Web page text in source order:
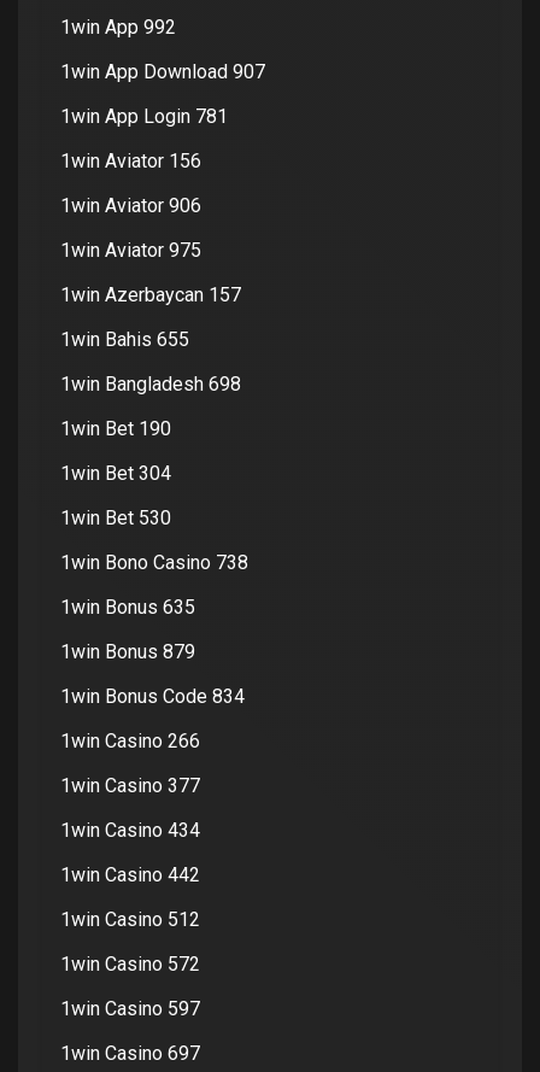
1win App 992
1win App Download 907
1win App Login 781
1win Aviator 156
1win Aviator 906
1win Aviator 975
1win Azerbaycan 157
1win Bahis 655
1win Bangladesh 698
1win Bet 190
1win Bet 304
1win Bet 530
1win Bono Casino 738
1win Bonus 635
1win Bonus 879
1win Bonus Code 834
1win Casino 266
1win Casino 377
1win Casino 434
1win Casino 442
1win Casino 512
1win Casino 572
1win Casino 597
1win Casino 697